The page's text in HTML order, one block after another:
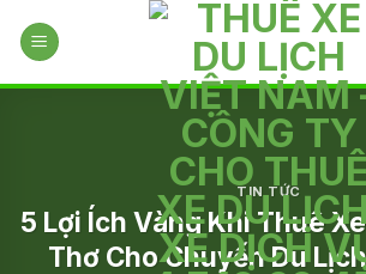
TIN TỨC
5 Lợi Ích Vàng Khi Thuê
Thơ Cho Chuyến Du